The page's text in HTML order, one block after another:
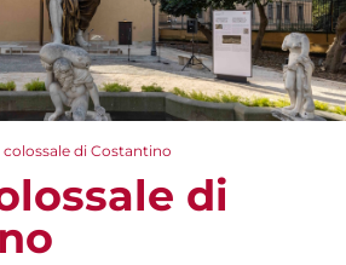
colossale di Costantino
di